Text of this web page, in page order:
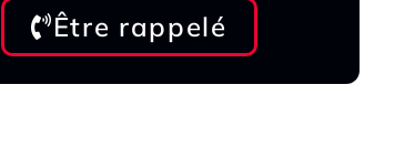
Être rappelé